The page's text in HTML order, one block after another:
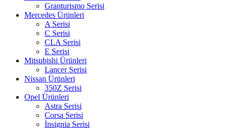
Granturismo Serisi
Mercedes Ürünleri
A Serisi
C Serisi
CLA Serisi
E Serisi
Mitsubishi Ürünleri
Lancer Serisi
Nissan Ürünleri
350Z Serisi
Opel Ürünleri
Astra Serisi
Corsa Serisi
İnsignia Serisi